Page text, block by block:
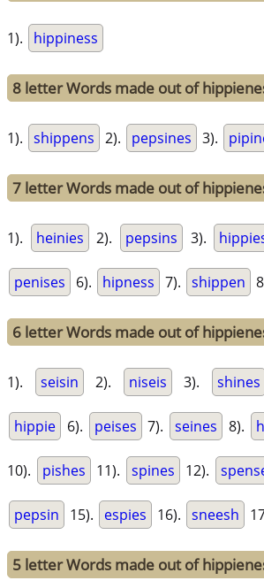
1). hippiness
8 letter Words made out of
1). shippens 2). pepsines 3).
7 letter Words made out of
1). heinies 2). pepsins 3).
penises 6). hipness 7). shippen
6 letter Words made out of
1). seisin 2). niseis 3). shines
hippie 6). peises 7). seines 8).
10). pishes 11). spines 12).
pepsin 15). espies 16). sneesh
5 letter Words made out of